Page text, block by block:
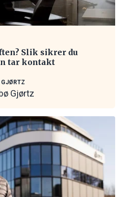
Slik sikrer du
tar kontakt
GJØRTZ
Gjørtz